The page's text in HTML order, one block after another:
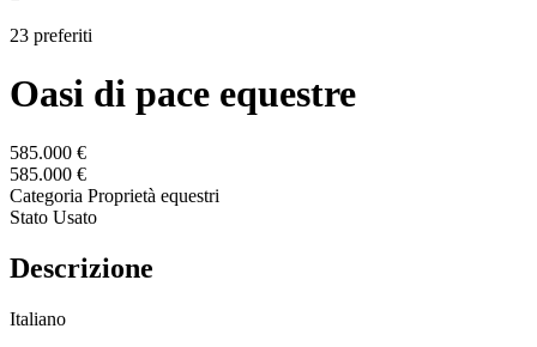
23 preferiti
Oasi di pace equestre
585.000 €
585.000 €
Categoria Proprietà equestri
Stato Usato
Descrizione
Italiano